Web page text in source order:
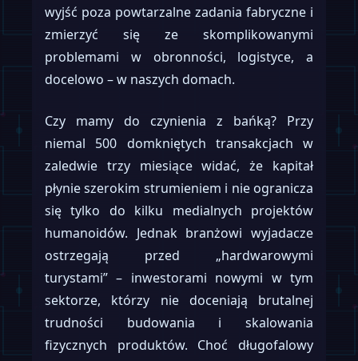
wyjść poza powtarzalne zadania fabryczne i
zmierzyć się ze skomplikowanymi
problemami w obronności, logistyce, a
docelowo – w naszych domach.
Czy mamy do czynienia z bańką? Przy
niemal 500 domkniętych transakcjach w
zaledwie trzy miesiące widać, że kapitał
płynie szerokim strumieniem i nie ogranicza
się tylko do kilku medialnych projektów
humanoidów. Jednak branżowi wyjadacze
ostrzegają przed „hardwarowymi
turystami” – inwestorami nowymi w tym
sektorze, którzy nie doceniają brutalnej
trudności budowania i skalowania
fizycznych produktów. Choć długofalowy